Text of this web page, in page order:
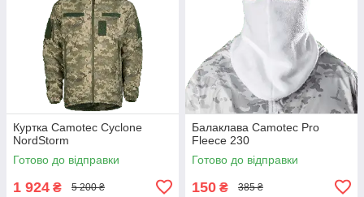
Куртка Camotec Cyclone
NordStorm
Готово до відправки
1 924 ₴ 5 200 ₴
Балаклава Camotec Pro
Fleece 230
Готово до відправки
150 ₴ 385 ₴